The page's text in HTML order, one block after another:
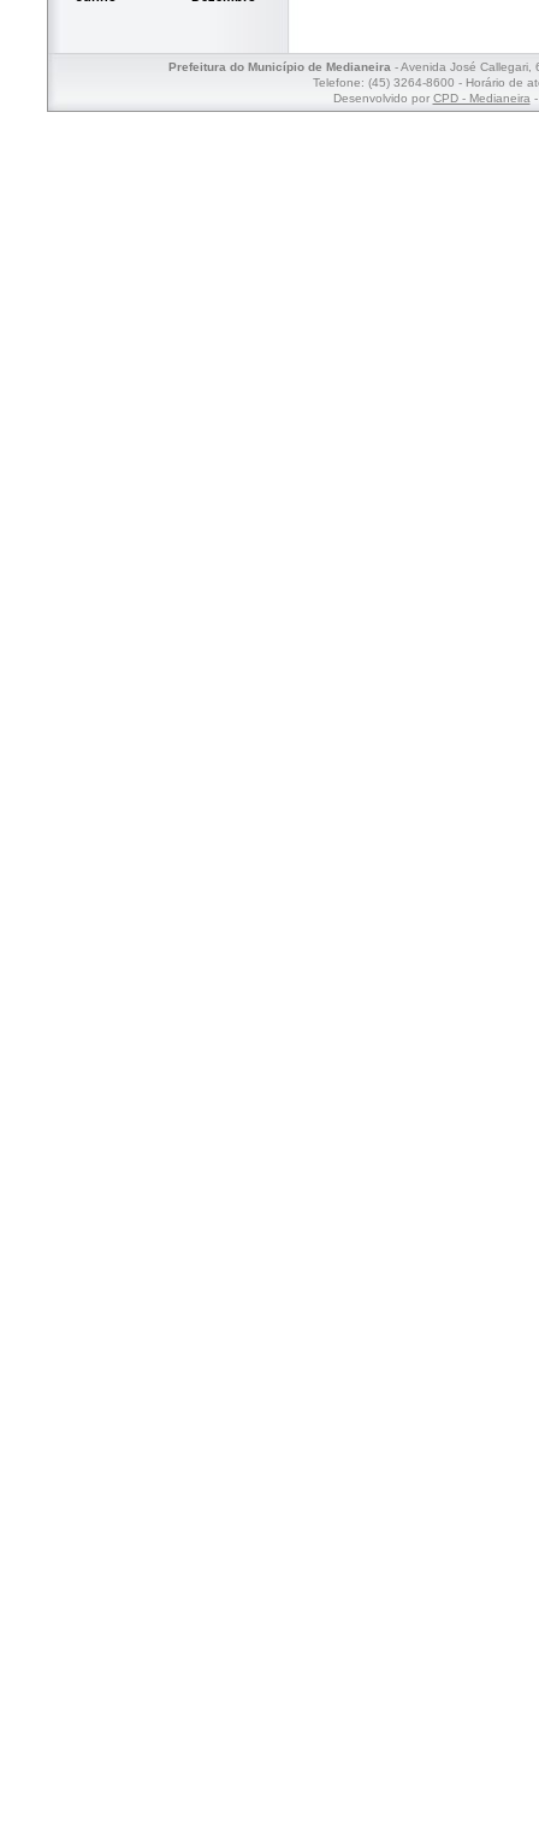
Prefeitura do Município de Medianeira- Avenida José Callegari,
Telefone: (45) 3264-8600 - Horário de
Desenvolvido por CPD - Medianeira-